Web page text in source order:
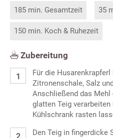
185 min. Gesamtzeit 35
150 min. Koch & Ruhezeit
Zubereitung
Für die
Zitronenschale, Salz
Anschließend das Mehl
glatten Teig
Kühlschrank rasten
Den Teig in fingerdicke